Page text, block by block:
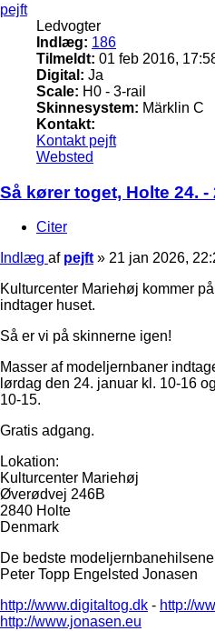
pejft
Ledvogter
Indlæg: 186
Tilmeldt: 01 feb 2016,
Digital: Ja
Scale: H0 - 3-rail
Skinnesystem: Märklin C
Kontakt:
Kontakt pejft
Websted
Så kører toget, Holte 24. -
Citer
Indlæg af pejft » 21 jan 2026,
Kulturcenter Mariehøj kommer
indtager huset.
Så er vi på skinnerne igen!
Masser af modeljernbaner
lørdag den 24. januar kl. 10-16
10-15.
Gratis adgang.
Lokation:
Kulturcenter Mariehøj
Øverødvej 246B
2840 Holte
Denmark
De bedste
Peter Topp Engelsted Jonasen
http://www.digitaltog.dk - http://
http://www.jonasen.eu